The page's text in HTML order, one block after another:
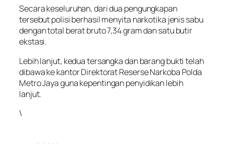
Secara keseluruhan, dari dua pengungkapan
tersebut polisi berhasil menyita narkotika jenis sabu
dengan total berat bruto 7,34 gram dan satu butir
ekstasi.
Lebih lanjut, kedua tersangka dan barang bukti telah
dibawa ke kantor Direktorat Reserse Narkoba Polda
Metro Jaya guna kepentingan penyidikan lebih
lanjut.
\